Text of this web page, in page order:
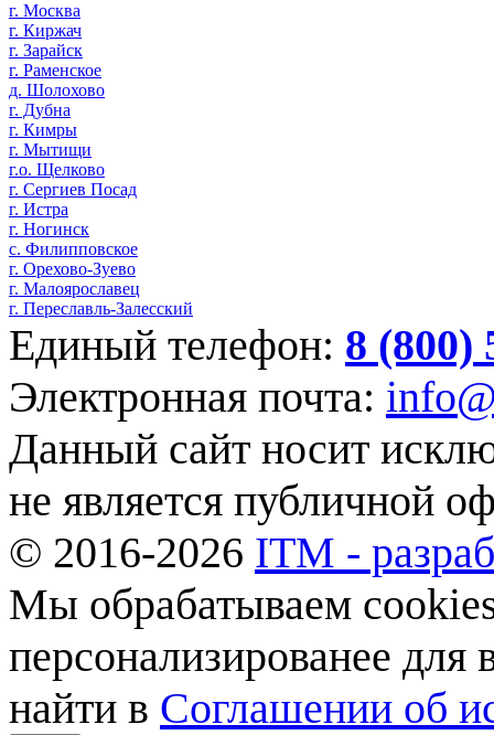
г. Москва
г. Киржач
г. Зарайск
г. Раменское
д. Шолохово
г. Дубна
г. Кимры
г. Мытищи
г.о. Щелково
г. Сергиев Посад
г. Истра
г. Ногинск
с. Филипповское
г. Орехово-Зуево
г. Малоярославец
г. Переславль-Залесский
Единый телефон: 8 (800)
Электронная почта:
Данный сайт носит
не является публичной
© 2016-2026 ITM -
Мы обрабатываем
персонализированее
найти в Соглашении об